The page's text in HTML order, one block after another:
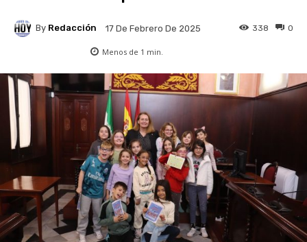
By Redacción 17 De Febrero De 2025 0
338
Menos de 1 min.